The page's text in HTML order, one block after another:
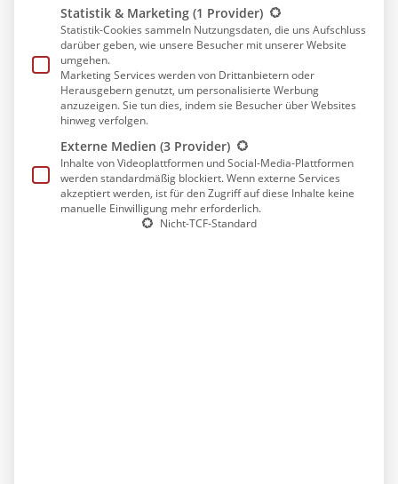
Desinfektionsmittelspender neben der Rezeption.
Auf dem Rezeptionstresen wurde eine
Hygieneschutzscheibe angebracht.
Der Arbeitsplatz an der Rezeption sowie das EC-
Terminal werden regelmäßig desinfiziert.
Aushänge in den öffentlichen Bereichen mit
Auflistung der Verhaltensregeln sowie mit der
Empfehlung um Einhaltung des 1,5m-Abstandes.
Beim Check-in wird den Gästen empfohlen in den
Statistik & Marketing (1 Provider)
Statistik-Cookies sammeln Nutzungsdaten, die uns Aufschluss
darüber geben, wie unsere Besucher mit unserer Website
umgehen.
Marketing Services werden von Drittanbietern oder
Herausgebern genutzt, um personalisierte Werbung
anzuzeigen. Sie tun dies, indem sie Besucher über Websites
hinweg verfolgen.
Externe Medien (3 Provider)
Inhalte von Videoplattformen und Social-Media-Plattformen
werden standardmäßig blockiert. Wenn externe Services
akzeptiert werden, ist für den Zugriff auf diese Inhalte keine
manuelle Einwilligung mehr erforderlich.
Nicht-TCF-Standard